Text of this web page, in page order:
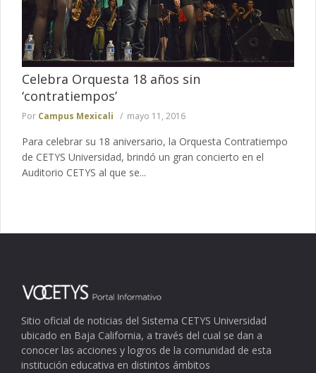
Celebra Orquesta 18 años sin
‘contratiempos’
Por Campus Mexicali mayo 11, 2016
Para celebrar su 18 aniversario, la Orquesta Contratiempo
de CETYS Universidad, brindó un gran concierto en el
Auditorio CETYS al que se...
Sitio oficial de noticias del Sistema CETYS Universidad
ubicado en Baja California, a través del cual se dan a
conocer las acciones y logros de la comunidad de esta
institución educativa en distintos ámbitos